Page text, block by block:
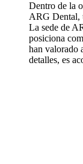
Dentro de la
ARG Dental,
La sede de
posiciona
han valorado
detalles, es